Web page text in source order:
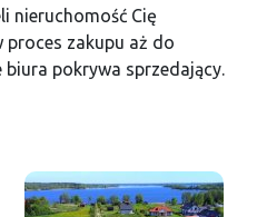
nieruchomość Cię
proces zakupu aż do
biura pokrywa sprzedający.